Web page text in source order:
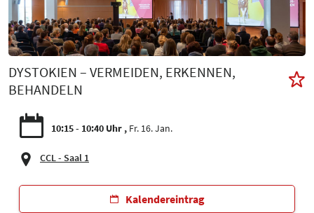
DYSTOKIEN – VERMEIDEN, ERKENNEN,
BEHANDELN
10:15 - 10:40 Uhr Fr. 16. Jan.
CCL - Saal 1
Kalendereintrag